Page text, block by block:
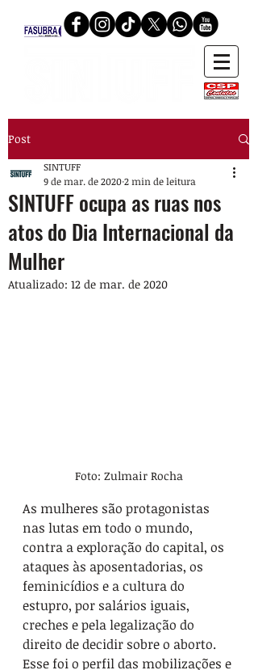
Post
SINTUFF ocupa as ruas nos
atos do Dia Internacional da
Mulher
SINTUFF
9 de mar. de 20202 min de leitura
Atualizado: 12 de mar. de 2020
Foto: Zulmair Rocha
As mulheres são protagonistas
nas lutas em todo o mundo,
contra a exploração do capital, os
ataques às aposentadorias, os
feminicídios e a cultura do
estupro, por salários iguais,
creches e pela legalização do
direito de decidir sobre o aborto.
Esse foi o perfil das mobilizações e